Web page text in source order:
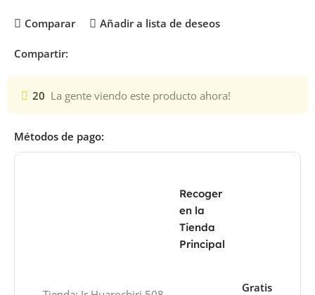
Comparar Añadir a lista de deseos
Compartir:
20 La gente viendo este producto ahora!
Métodos de pago:
Recoger
en la
Tienda
Principal
Gratis